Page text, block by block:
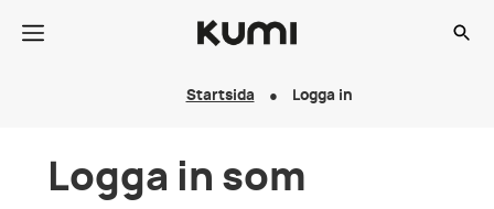
Startsida Logga in
Logga in som